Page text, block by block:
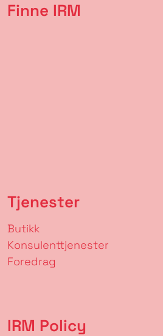
Finne IRM
Tjenester
Butikk
Konsulenttjenester
Foredrag
IRM Policy